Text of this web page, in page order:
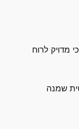
[31] קלע הכי מדויק לרוח
שמנה